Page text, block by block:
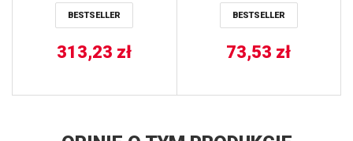
570 EPS 18 ALL BALLS
BESTSELLER
313,23 zł
BESTSELLER
73,53 zł